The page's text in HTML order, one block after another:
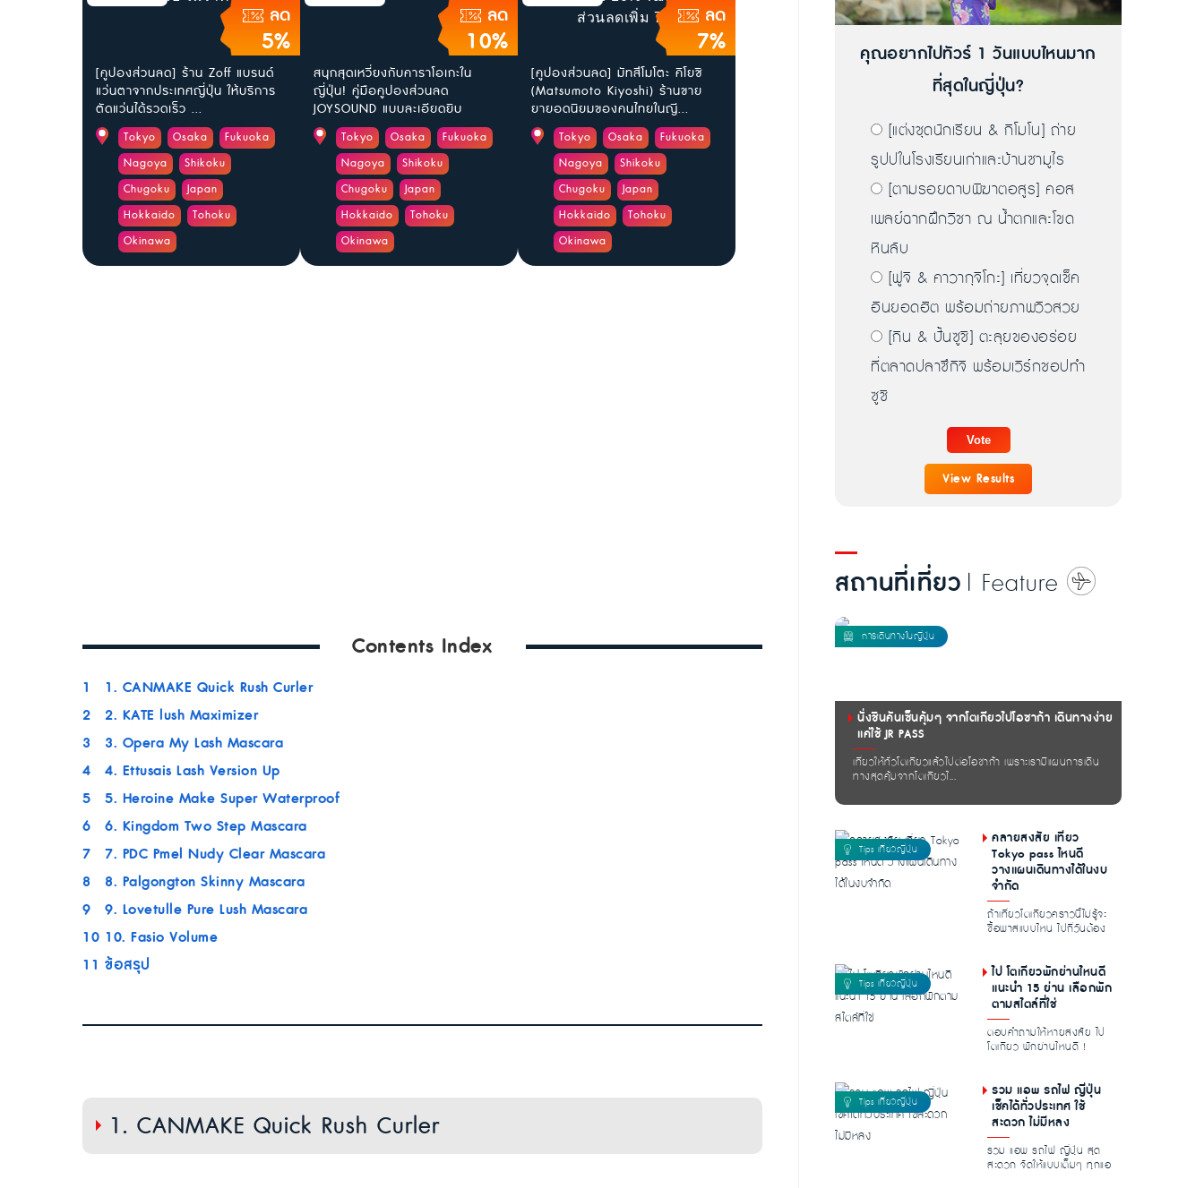
ลด
5%
[คูปองส่วนลด] ร้าน Zoff แบรนด์
แว่นตาจากประเทศญี่ปุ่น ให้บริการ
ตัดแว่นได้รวดเร็ว ...
Tokyo Osaka
Fukuoka
Nagoya
Shikoku
Chugoku
Japan
Hokkaido
Tohoku
Okinawa
ลด
10%
สนุกสุดเหวี่ยงกับคาราโอเกะใน
ญี่ปุ่น! คู่มือคูปองส่วนลด
JOYSOUND แบบละเอียดยิบ
Tokyo Osaka
Fukuoka
Nagoya
Shikoku
Chugoku
Japan
Hokkaido
Tohoku
Okinawa
ลด
7%
[คูปองส่วนลด] มัทสึโมโตะ คิโยชิ
(Matsumoto Kiyoshi) ร้านขาย
ยายอดนิยมของคนไทยในญี...
Tokyo Osaka
Fukuoka
Nagoya
Shikoku
Chugoku
Japan
Hokkaido
Tohoku
Okinawa
Contents Index
1
1. CANMAKE Quick Rush Curler
2
2. KATE lush Maximizer
3
3. Opera My Lash Mascara
4 4. Ettusais Lash Version Up
5 5. Heroine Make Super Waterproof
6 6. Kingdom Two Step Mascara
7 7. PDC Pmel Nudy Clear Mascara
8
8. Palgongton Skinny Mascara
9 9. Lovetulle Pure Lush Mascara
10 10. Fasio Volume
11 ข้อสรุป
1. CANMAKE Quick Rush Curler
คุณอยากไปทัวร์ 1 วันแบบไหนมาก
ที่สุดในญี่ปุ่น?
[แต่งชุดนักเรียน & กิโมโน] ถ่าย
รูปปในโรงเรียนเก่าและบ้านซามูไร
[ตามรอยดาบพิฆาตอสูร] คอส
เพลย์ฉากฝึกวิชา ณ น้ำตกและโขด
หินลับ
[ฟูจิ & คาวากุจิโกะ] เที่ยวจุดเช็ค
อินยอดฮิต พร้อมถ่ายภาพวิวสวย
[กิน & ปั้นซูชิ] ตะลุยของอร่อย
ที่ตลาดปลาซึกิจิ พร้อมเวิร์กชอปทำ
ซูชิ
View Results
สถานที่เที่ยว | Feature
นั่งชินคันเซ็นคุ้มๆ จากโตเกียวไปโอซาก้า เดินทางง่าย
แค่ใช้ JR PASS
เที่ยวให้ทั่วโตเกียวแล้วไปต่อโอซาก้า เพราะเรามีแผนการเดิน
ทางสุดคุ้มจากโตเกียวไ...
คลายสงสัย เที่ยว
Tokyo pass ไหนดี
วางแผนเดินทางได้ในงบ
จำกัด
ถ้าเที่ยวโตเกียวคราวนี้ไม่รู้จะ
ซื้อพาสแบบไหน ไปกี่วันต้อง
ไป โตเกียวพักย่านไหนดี
แนะนำ 15 ย่าน เลือกพัก
ตามสไตล์ที่ใช่
ตอบคำถามให้หายสงสัย ไป
โตเกียว พักย่านไหนดี !
รวม แอพ รถไฟ ญี่ปุ่น
เช็คได้ทั่วประเทศ ใช้
สะดวก ไม่มีหลง
รวม แอพ รถไฟ ญี่ปุ่น สุด
สะดวก จัดให้แบบเต็มๆ ทุกแอ